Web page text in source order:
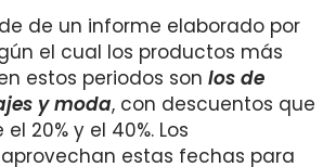
de un informe elaborado por
el cual los productos más
estos periodos son los de
y moda, con descuentos que
20% y el 40%. Los
estas fechas para